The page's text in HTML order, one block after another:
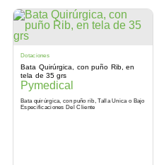
Dotaciones
Bata Quirúrgica, con puño Rib, en
tela de 35 grs
Pymedical
Bata quirúrgica, con puño rib, Talla Unica o Bajo
Especificaciones Del Cliente